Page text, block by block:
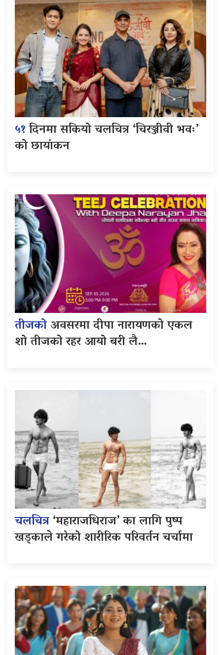
५१दिनमा सकियो चलचित्र ‘चिरञ्जीवी भवः’
को छायांकन
तीजकोअवसरमा दीपा नारायणको एकल
शो तीजको रहर आयो बरी लै…
चलचित्र‘महाराजधिराज’ का लागि पुष्प
खड्काले गरेको शारीरिक परिवर्तन चर्चामा